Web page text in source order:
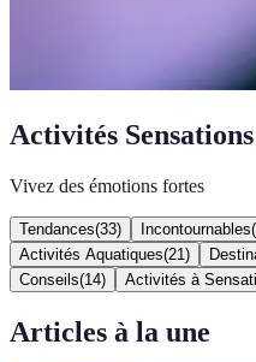
Activités Sensations
Vivez des émotions fortes
Tendances(33) Incontournables(
Activités Aquatiques(21 )
Conseils(14) Activités à
Articles à la une